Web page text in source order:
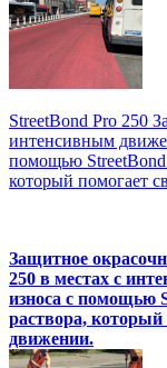
StreetBond Pro 250
интенсивным
помощью
который помогает
Защитное
250 в местах с
износа с помощью
раствора,
движении.